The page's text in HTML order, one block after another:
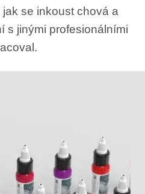
se inkoust chová a
s jinými profesionálními